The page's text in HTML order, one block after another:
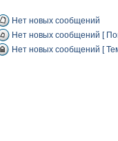
Нет новых сообщений
Нет новых сообщений [
Нет новых сообщений [